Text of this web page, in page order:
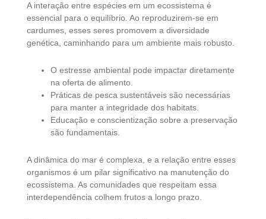
A interação entre espécies em um ecossistema é
essencial para o equilíbrio. Ao reproduzirem-se em
cardumes, esses seres promovem a diversidade
genética, caminhando para um ambiente mais robusto.
O estresse ambiental pode impactar diretamente
na oferta de alimento.
Práticas de pesca sustentáveis são necessárias
para manter a integridade dos habitats.
Educação e conscientização sobre a preservação
são fundamentais.
A dinâmica do mar é complexa, e a relação entre esses
organismos é um pilar significativo na manutenção do
ecossistema. As comunidades que respeitam essa
interdependência colhem frutos a longo prazo.